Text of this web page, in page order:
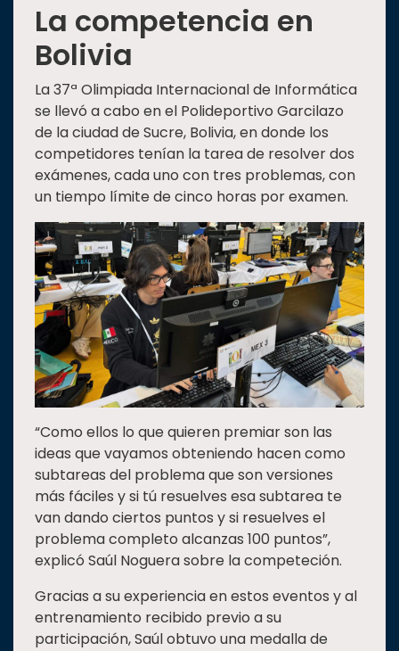
La competencia en
Bolivia
La 37ª Olimpiada Internacional de Informática
se llevó a cabo en el Polideportivo Garcilazo
de la ciudad de Sucre, Bolivia, en donde los
competidores tenían la tarea de resolver dos
exámenes, cada uno con tres problemas, con
un tiempo límite de cinco horas por examen.
“Como ellos lo que quieren premiar son las
ideas que vayamos obteniendo hacen como
subtareas del problema que son versiones
más fáciles y si tú resuelves esa subtarea te
van dando ciertos puntos y si resuelves el
problema completo alcanzas 100 puntos”,
explicó Saúl Noguera sobre la competeción.
Gracias a su experiencia en estos eventos y al
entrenamiento recibido previo a su
participación, Saúl obtuvo una medalla de